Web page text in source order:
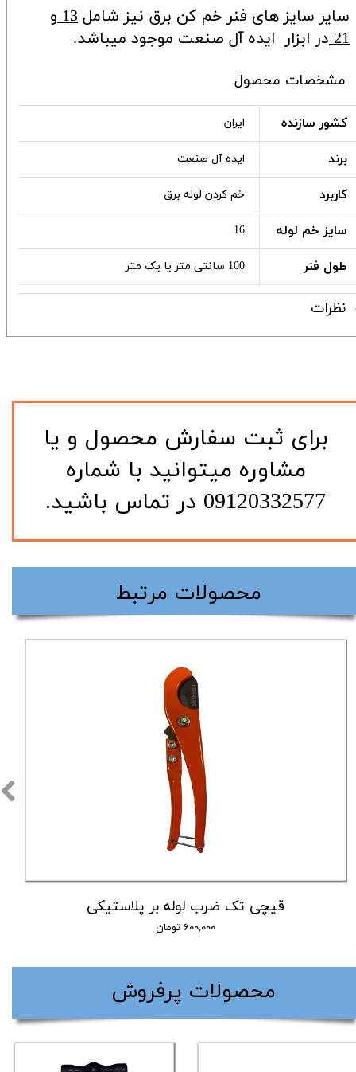
سایر سایز های فنر خم کن برق نیز شامل 13 و
21 در ابزار ایده آل صنعت موجود میباشد.
مشخصات محصول
کشور سازنده ایران
برند ایده آل صنعت
کاربرد خم کردن لوله برق
سایز خم لوله 16
طول فنر 100 سانتی متر یا یک متر
نظرات
​برای ثبت سفارش محصول و یا
مشاوره میتوانید با شماره
09120332577 در تماس باشید.
​محصولات مرتبط
قیچی تک ضرب لوله بر پلاستیکی
۶۰۰,۰۰۰ تومان
​محصولات پرفروش